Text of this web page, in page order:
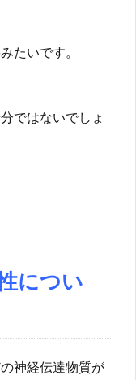
たいです。
ではないでしょ
につい
神経伝達物質が